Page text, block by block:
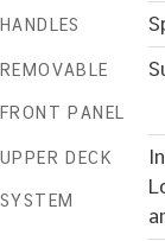
HANDLES
REMOVABLE
FRONT PANEL
UPPER DECK
SYSTEM